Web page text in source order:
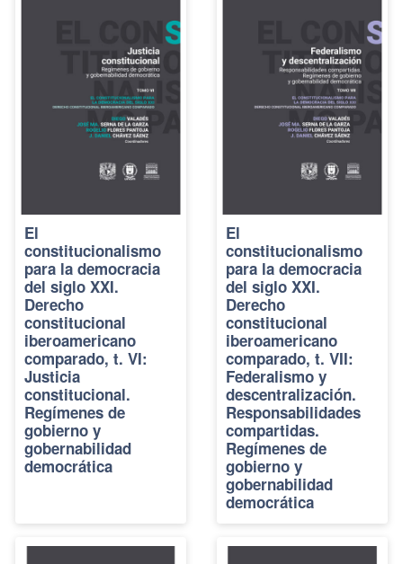
El
constitucionalismo
para la democracia
del siglo XXI.
Derecho
constitucional
iberoamericano
comparado, t. VI:
Justicia
constitucional.
Regímenes de
gobierno y
gobernabilidad
democrática
El
constitucionalismo
para la democracia
del siglo XXI.
Derecho
constitucional
iberoamericano
comparado, t. VII:
Federalismo y
descentralización.
Responsabilidades
compartidas.
Regímenes de
gobierno y
gobernabilidad
democrática